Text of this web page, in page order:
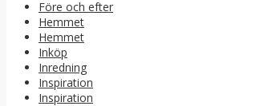
Före och efter
Hemmet
Hemmet
Inköp
Inredning
Inspiration
Inspiration